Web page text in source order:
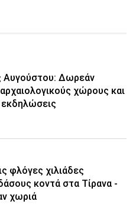
Αυγούστου: Δωρεάν
χώρους και
φλόγες χιλιάδες
κοντά στα Τίρανα -
χωριά